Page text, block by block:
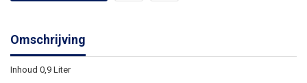
Omschrijving
Inhoud 0,9 Liter